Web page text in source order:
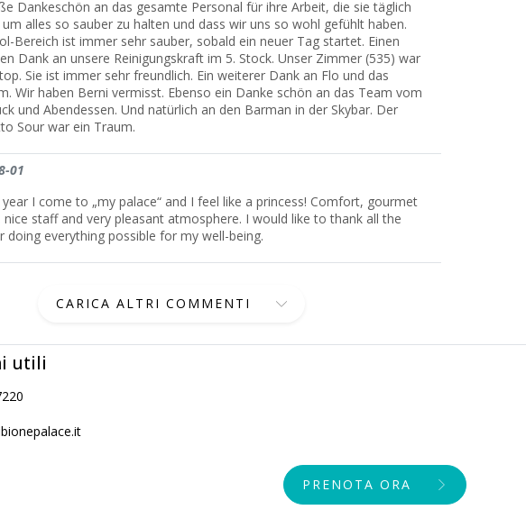
Dankeschön an das gesamte Personal für ihre Arbeit, die sie täglich
alles so sauber zu halten und dass wir uns so wohl gefühlt haben.
Bereich ist immer sehr sauber, sobald ein neuer Tag startet. Einen
Dank an unsere Reinigungskraft im 5. Stock. Unser Zimmer (535) war
Sie ist immer sehr freundlich. Ein weiterer Dank an Flo und das
Wir haben Berni vermisst. Ebenso ein Danke schön an das Team vom
und Abendessen. Und natürlich an den Barman in der Skybar. Der
Sour war ein Traum.
01
year I come to „my palace“ and I feel like a princess! Comfort, gourmet
nice staff and very pleasant atmosphere. I would like to thank all the
doing everything possible for my well-being.
CARICA ALTRI COMMENTI
utili
PRENOTA ORA